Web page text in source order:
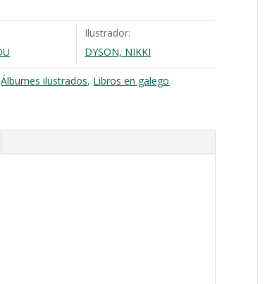
Ilustrador:
DYSON, NIKKI
Álbumes ilustrados, Libros en galego